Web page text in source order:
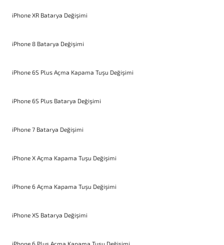
iPhone XR Batarya Değişimi
iPhone 8 Batarya Değişimi
iPhone 6S Plus Açma Kapama Tuşu Değişimi
iPhone 6S Plus Batarya Değişimi
iPhone 7 Batarya Değişimi
iPhone X Açma Kapama Tuşu Değişimi
iPhone 6 Açma Kapama Tuşu Değişimi
iPhone XS Batarya Değişimi
iPhone 6 Plus Açma Kapama Tuşu Değişimi